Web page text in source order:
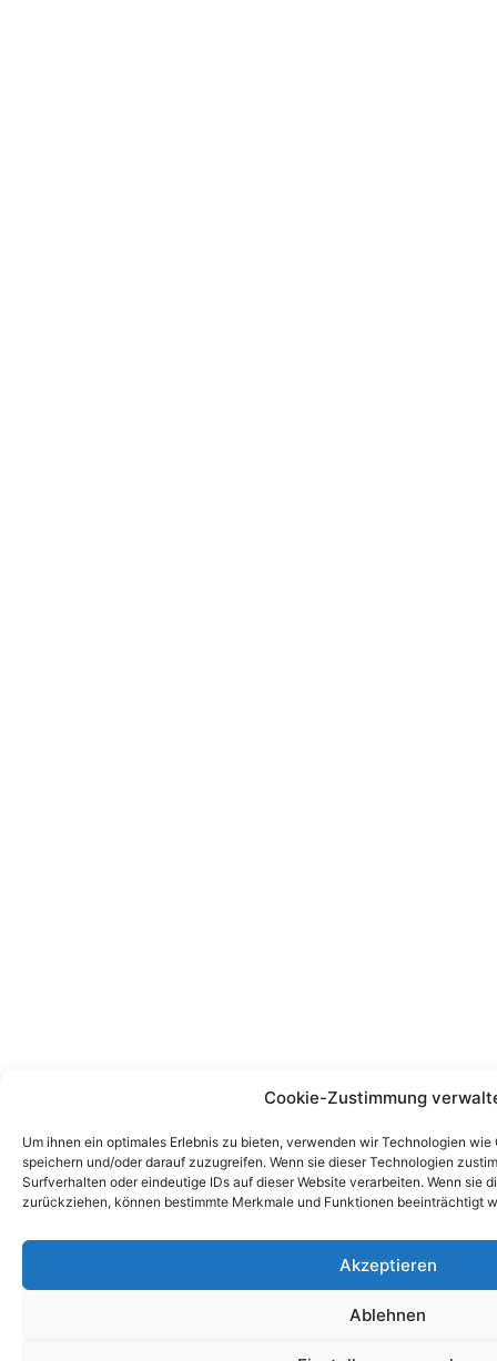
Cookie-Zustimmung
Um ihnen ein optimales Erlebnis zu bieten, verwenden wir Technologien
speichern und/oder darauf zuzugreifen. Wenn sie dieser Technologien
Surfverhalten oder eindeutige IDs auf dieser Website verarbeiten. Wenn sie
zurückziehen, können bestimmte Merkmale und Funktionen beeinträchtigt
Akzeptieren
Ablehnen